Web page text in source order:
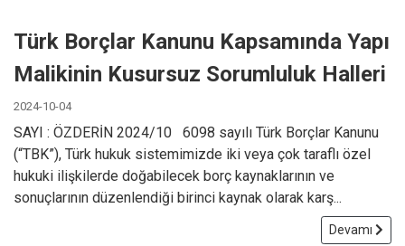
Türk Borçlar Kanunu Kapsamında Yapı
Malikinin Kusursuz Sorumluluk Halleri
2024-10-04
SAYI : ÖZDERİN 2024/10 6098 sayılı Türk Borçlar Kanunu
(“TBK”), Türk hukuk sistemimizde iki veya çok taraflı özel
hukuki ilişkilerde doğabilecek borç kaynaklarının ve
sonuçlarının düzenlendiği birinci kaynak olarak karş...
Devamı